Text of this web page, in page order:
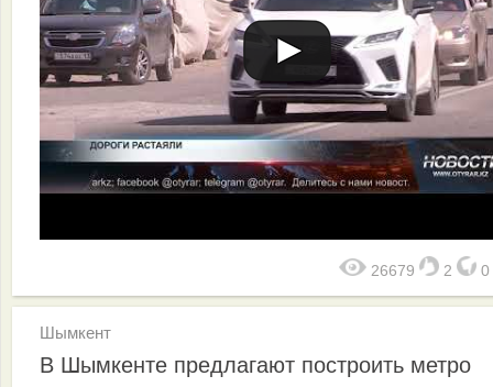
26679 2 0
Шымкент
В Шымкенте предлагают построить метро